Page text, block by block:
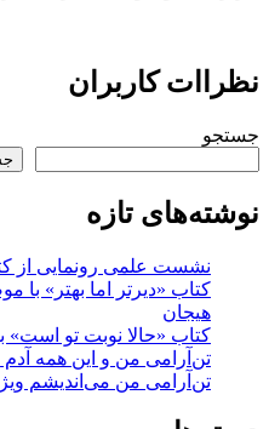
نظراات کاربران
جستجو
نوشته‌های تازه
نشست علمی رونمایی از
کتاب «دیرتر اما بهتر»
هیجان
کتاب «حالا نوبت تو است»
تن‌آرامی من و این همه آدم ویژه
تن‌آرامی من می‌اندیشم ویژه